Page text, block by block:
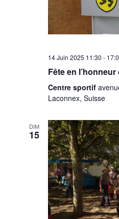
14 Juin 2025 11:30 -
Fête en
Centre sportif
Laconnex, Suisse
DIM
15